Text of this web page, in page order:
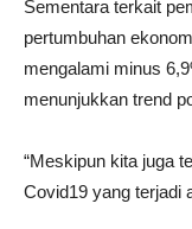
Sementara terkait
pertumbuhan
mengalami minus
menunjukkan trend
“Meskipun kita juga
Covid19 yang terjadi